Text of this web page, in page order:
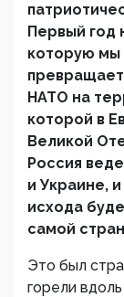
Первый год
которую мы
НАТО на
которой в
Великой
Россия
и Украине,
исхода
самой
Это был
горели